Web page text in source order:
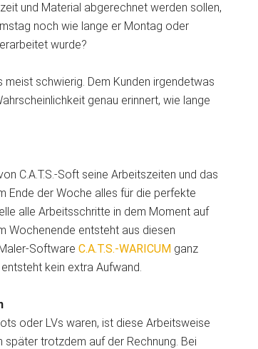
und Material abgerechnet werden sollen,
noch wie lange er Montag oder
wurde?
schwierig. Dem Kunden irgendetwas
genau erinnert, wie lange
C.A.T.S.-Soft seine Arbeitszeiten und das
Ende der Woche alles für die perfekte
alle Arbeitsschritte in dem Moment auf
Wochenende entsteht aus diesen
Software C.A.T.S.-WARICUM ganz
kein extra Aufwand.
oder LVs waren, ist diese Arbeitsweise
trotzdem auf der Rechnung. Bei